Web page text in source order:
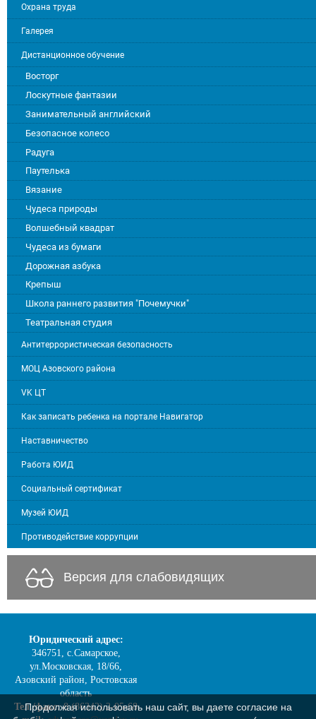
Охрана труда
Галерея
Дистанционное обучение
Восторг
Лоскутные фантазии
Занимательный английский
Безопасное колесо
Радуга
Паутелька
Вязание
Чудеса природы
Волшебный квадрат
Чудеса из бумаги
Дорожная азбука
Крепыш
Школа раннего развития "Почемучки"
Театральная студия
Антитеррористическая безопасность
МОЦ Азовского района
VK ЦТ
Как записать ребенка на портале Навигатор
Наставничество
Работа ЮИД
Социальный сертификат
Музей ЮИД
Противодействие коррупции
Версия для слабовидящих
Юридический адрес:
346751, с.Самарское,
ул.Московская, 18/66,
Азовский район, Ростовская
область
Тел./факс:8 (86342) 2-05-68
Продолжая использовать наш сайт, вы даете согласие на